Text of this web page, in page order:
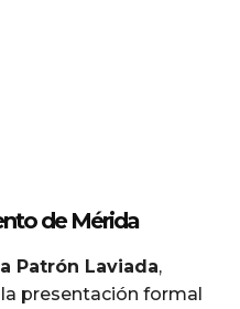
de Mérida
Patrón Laviada,
presentación formal